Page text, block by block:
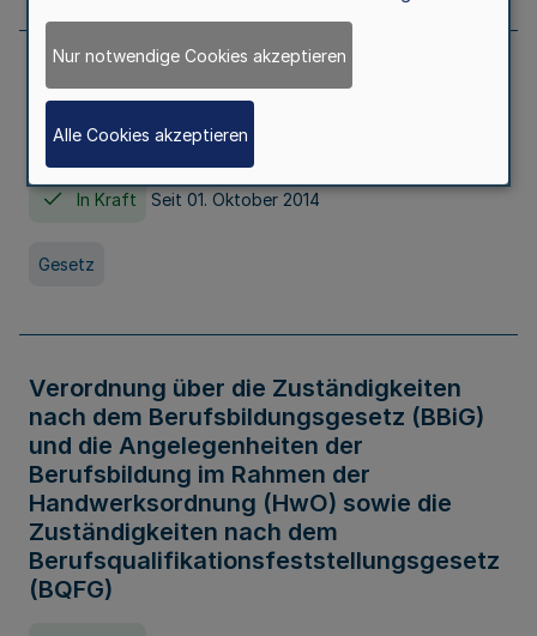
Gesetz über die Hochschulen des Landes
Nordrhein-Westfalen (Hochschulgesetz -
HG)
In Kraft Seit 01. Oktober 2014
Gesetz
Verordnung über die Zuständigkeiten
nach dem Berufsbildungsgesetz (BBiG)
und die Angelegenheiten der
Berufsbildung im Rahmen der
Handwerksordnung (HwO) sowie die
Zuständigkeiten nach dem
Berufsqualifikationsfeststellungsgesetz
(BQFG)
Nur notwendige Cookies akzeptieren
Alle Cookies akzeptieren